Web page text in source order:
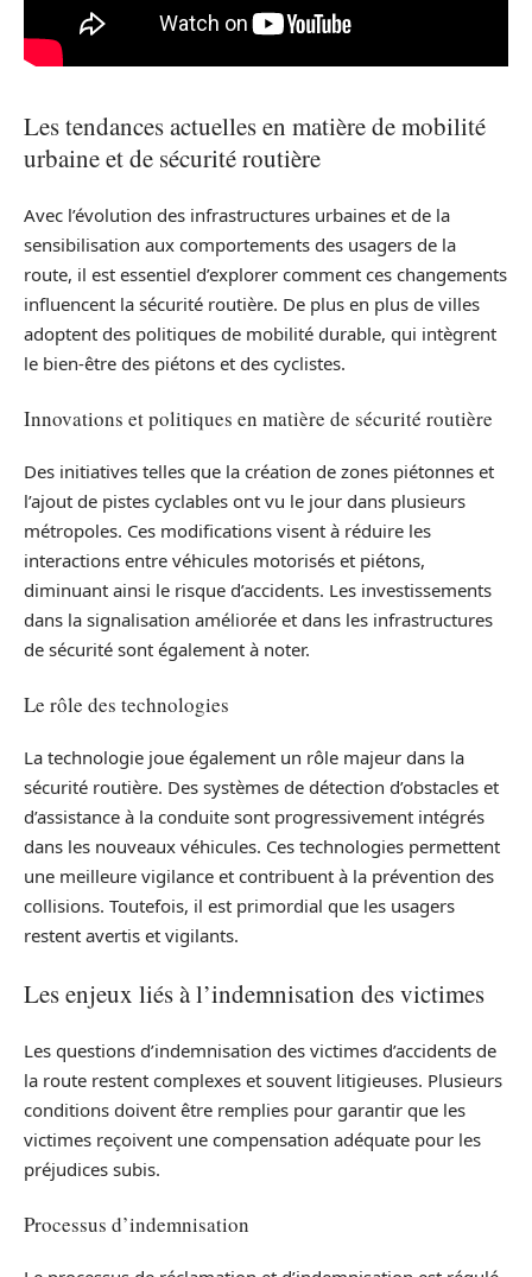
Les tendances actuelles en matière de mobilité
urbaine et de sécurité routière
Avec l’évolution des infrastructures urbaines et de la
sensibilisation aux comportements des usagers de la
route, il est essentiel d’explorer comment ces changements
influencent la sécurité routière. De plus en plus de villes
adoptent des politiques de mobilité durable, qui intègrent
le bien-être des piétons et des cyclistes.
Innovations et politiques en matière de sécurité routière
Des initiatives telles que la création de zones piétonnes et
l’ajout de pistes cyclables ont vu le jour dans plusieurs
métropoles. Ces modifications visent à réduire les
interactions entre véhicules motorisés et piétons,
diminuant ainsi le risque d’accidents. Les investissements
dans la signalisation améliorée et dans les infrastructures
de sécurité sont également à noter.
Le rôle des technologies
La technologie joue également un rôle majeur dans la
sécurité routière. Des systèmes de détection d’obstacles et
d’assistance à la conduite sont progressivement intégrés
dans les nouveaux véhicules. Ces technologies permettent
une meilleure vigilance et contribuent à la prévention des
collisions. Toutefois, il est primordial que les usagers
restent avertis et vigilants.
Les enjeux liés à l’indemnisation des victimes
Les questions d’indemnisation des victimes d’accidents de
la route restent complexes et souvent litigieuses. Plusieurs
conditions doivent être remplies pour garantir que les
victimes reçoivent une compensation adéquate pour les
préjudices subis.
Processus d’indemnisation